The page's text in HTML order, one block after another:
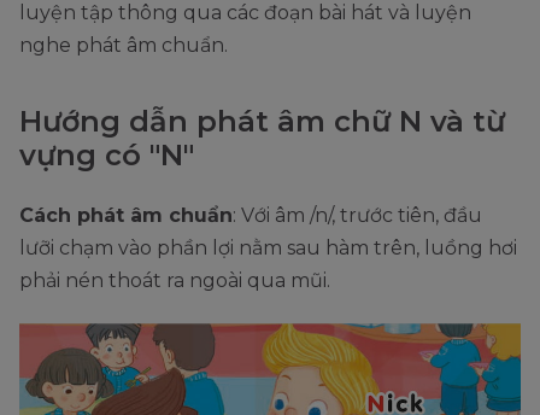
luyện tập thông qua các đoạn bài hát và luyện
nghe phát âm chuẩn.
Hướng dẫn phát âm chữ N và từ
vựng có "N"
Cách phát âm chuẩn: Với âm /n/, trước tiên, đầu
lưỡi chạm vào phần lợi nằm sau hàm trên, luồng hơi
phải nén thoát ra ngoài qua mũi.